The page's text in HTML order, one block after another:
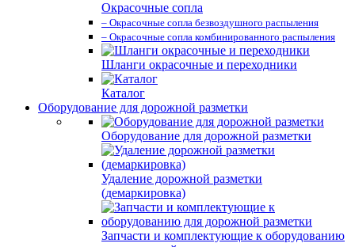
Окрасочные сопла
– Окрасочные сопла безвоздушного распыления
– Окрасочные сопла комбинированного распыления
Шланги окрасочные и переходники
Каталог
Оборудование для дорожной разметки
Оборудование для дорожной разметки
Удаление дорожной разметки
(демаркировка)
Запчасти и комплектующие к оборудованию